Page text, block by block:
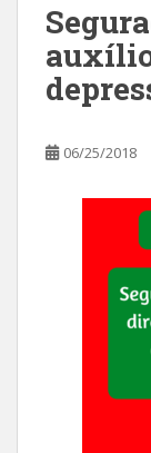
06/25/2018